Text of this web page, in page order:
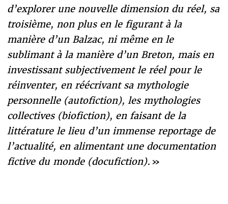
d’explorer une nouvelle dimension du réel, sa
troisième, non plus en le figurant à la
manière d’un Balzac, ni même en le
sublimant à la manière d’un Breton, mais en
investissant subjectivement le réel pour le
réinventer, en réécrivant sa mythologie
personnelle (autofiction), les mythologies
collectives (biofiction), en faisant de la
littérature le lieu d’un immense reportage de
l’actualité, en alimentant une documentation
fictive du monde (docufiction). »